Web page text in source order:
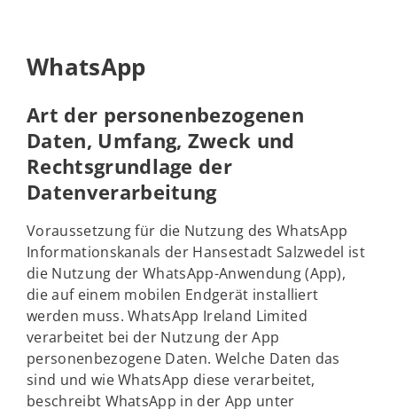
WhatsApp
Art der personenbezogenen
Daten, Umfang, Zweck und
Rechtsgrundlage der
Datenverarbeitung
Voraussetzung für die Nutzung des WhatsApp
Informationskanals der Hansestadt Salzwedel ist
die Nutzung der WhatsApp-Anwendung (App),
die auf einem mobilen Endgerät installiert
werden muss. WhatsApp Ireland Limited
verarbeitet bei der Nutzung der App
personenbezogene Daten. Welche Daten das
sind und wie WhatsApp diese verarbeitet,
beschreibt WhatsApp in der App unter